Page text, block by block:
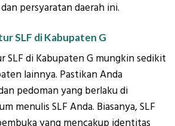
persyaratan daerah ini.
SLF di Kabupaten G
SLF di Kabupaten G mungkin sedikit
lainnya. Pastikan Anda
pedoman yang berlaku di
menulis SLF Anda. Biasanya, SLF
yang mencakup identitas